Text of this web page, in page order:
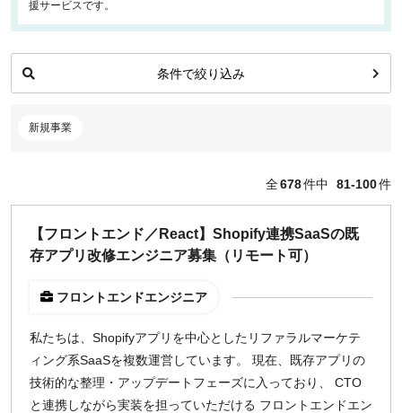
援サービスです。
条件で絞り込み
新規事業
iOS/Androidアプリエンジニア
データサイエンティスト
出社のみ
特徴
直接契約
新規事業
スタートアップ
土日週末OK
全678件中 81-100件
【フロントエンド／React】Shopify連携SaaSの既
存アプリ改修エンジニア募集（リモート可）
フロントエンドエンジニア
私たちは、Shopifyアプリを中心としたリファラルマーケテ
ィング系SaaSを複数運営しています。 現在、既存アプリの
技術的な整理・アップデートフェーズに入っており、 CTO
と連携しながら実装を担っていただける フロントエンドエン